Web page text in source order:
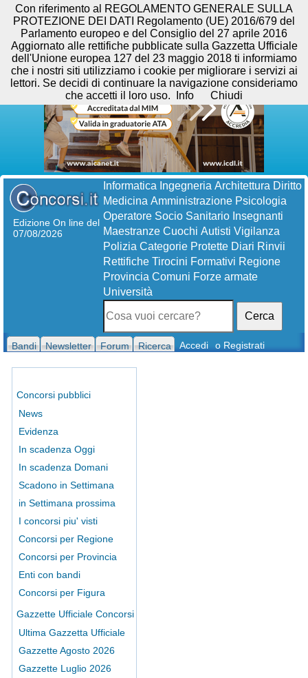
Edizione On line del
07/08/2026
Informatica Ingegneria Architettura Diritto
Medicina Amministrazione Psicologia
Operatore Socio Sanitario Insegnanti
Maestranze Cuochi Autisti Vigilanza
Polizia Categorie Protette Diari Rinvii
Rettifiche Tirocini Formativi Regione
Provincia Comuni Forze armate
Università
Cerca
Bandi Newsletter Forum Ricerca Accedi o Registrati
Concorsi pubblici
News
Evidenza
In scadenza Oggi
In scadenza Domani
Scadono in Settimana
in Settimana prossima
I concorsi piu' visti
Concorsi per Regione
Concorsi per Provincia
Enti con bandi
Concorsi per Figura
Gazzette Ufficiale Concorsi
Ultima Gazzetta Ufficiale
Gazzette Agosto 2026
Gazzette Luglio 2026
Con riferimento al REGOLAMENTO GENERALE SULLA
PROTEZIONE DEI DATI Regolamento (UE) 2016/679 del
Parlamento europeo e del Consiglio del 27 aprile 2016
Aggiornato alle rettifiche pubblicate sulla Gazzetta Ufficiale
dell'Unione europea 127 del 23 maggio 2018 ti informiamo
che i nostri siti utilizziamo i cookie per migliorare i servizi ai
lettori. Se decidi di continuare la navigazione consideriamo
che accetti il loro uso.
Info Chiudi